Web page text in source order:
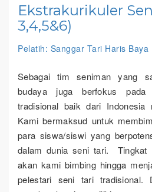
Ekstrakurikuler
3,4,5&6)
Pelatih: Sanggar Tari Haris Baya
Sebagai tim seniman yang
budaya juga berfokus
tradisional baik dari Indonesia
Kami bermaksud untuk
para siswa/siswi yang
dalam dunia seni tari. Tingkat
akan kami bimbing hingga
pelestari seni tari tradisional.